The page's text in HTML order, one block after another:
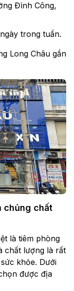
Đình Công,
trong tuần.
Long Châu gần
chủng chất
là tiêm phòng
chất lượng là rất
khỏe. Dưới
được địa